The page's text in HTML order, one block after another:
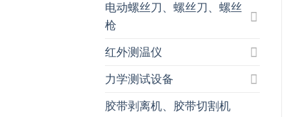
电动螺丝刀、螺丝刀、螺丝
枪
红外测温仪
力学测试设备
胶带剥离机、胶带切割机